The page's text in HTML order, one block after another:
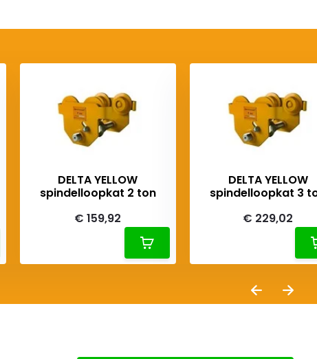
DELTA YELLOW
spindelloopkat 2 ton
€ 159,92
DELTA YELLOW
spindelloopkat 3
€ 229,02